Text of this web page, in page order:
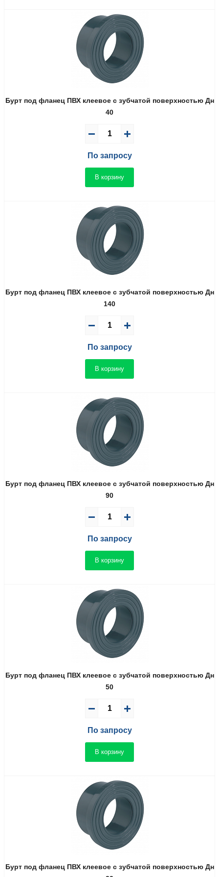
Бурт под фланец ПВХ клеевое с зубчатой поверхностью Дн
40
По запросу
В корзину
Бурт под фланец ПВХ клеевое с зубчатой поверхностью Дн
140
По запросу
В корзину
Бурт под фланец ПВХ клеевое с зубчатой поверхностью Дн
90
По запросу
В корзину
Бурт под фланец ПВХ клеевое с зубчатой поверхностью Дн
50
По запросу
В корзину
Бурт под фланец ПВХ клеевое с зубчатой поверхностью Дн